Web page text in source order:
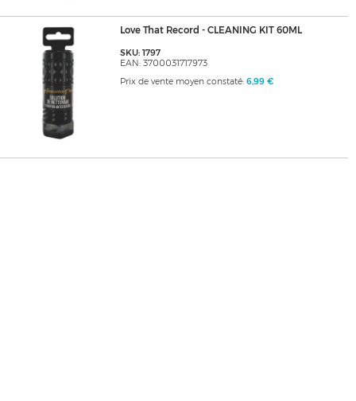
Love That Record - CLEANING KIT 60ML
SKU: 1797
EAN: 3700031717973
Prix de vente moyen constaté: 6,99 €